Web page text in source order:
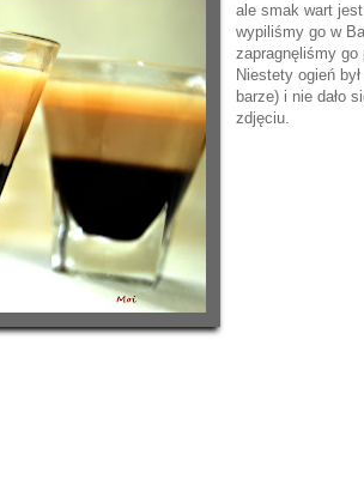
ale smak wart
wypiliśmy go w
zapragnęliśmy go
Niestety ogień
barze) i nie dało
zdjęciu.